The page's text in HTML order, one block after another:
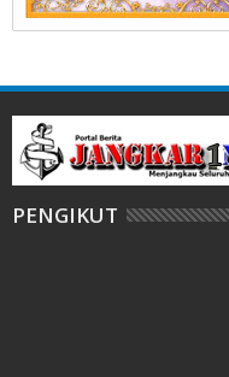
PENGIKUT